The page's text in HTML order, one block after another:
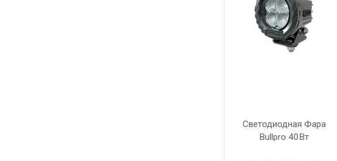
Светодиодная Фара
Bullpro 40Вт